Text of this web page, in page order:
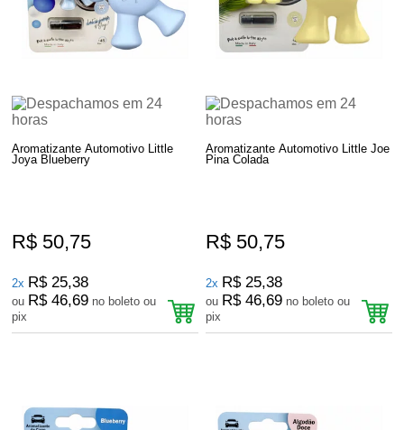
Aromatizante Automotivo Little
Joya Blueberry
R$ 50,75
2x R$ 25,38
ou R$ 46,69 no boleto ou
pix
Aromatizante Automotivo Little Joe
Pina Colada
R$ 50,75
2x R$ 25,38
ou R$ 46,69 no boleto ou
pix